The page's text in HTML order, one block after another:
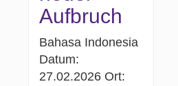
Aufbruch
Bahasa Indonesia
Datum:
27.02.2026 Ort: